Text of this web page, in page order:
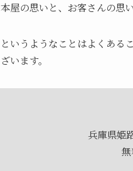
本屋の思いと、お客さんの思
というようなことはよくある
ざいます。
兵庫県姫